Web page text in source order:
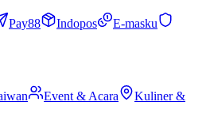
Pay88 Indopos
E-masku
Event & Acara
Kuliner &